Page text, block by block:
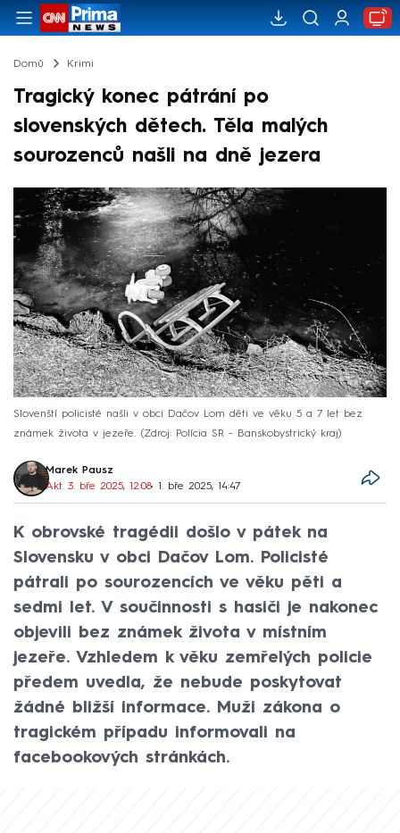
Domů Krimi
Tragický konec pátrání po
slovenských dětech. Těla malých
sourozenců našli na dně jezera
Slovenští policisté našli v obci Dačov Lom děti ve věku 5 a 7 let bez
známek života v jezeře.
Zdroj: Polícia SR - Banskobystrický kraj
Marek Pausz
Akt. 3. bře 2025, 12:08• 1. bře 2025, 14:47
K obrovské tragédii došlo v pátek na
Slovensku v obci Dačov Lom. Policisté
pátrali po sourozencích ve věku pěti a
sedmi let. V součinnosti s hasiči je nakonec
objevili bez známek života v místním
jezeře. Vzhledem k věku zemřelých policie
předem uvedla, že nebude poskytovat
žádné bližší informace. Muži zákona o
tragickém případu informovali na
facebookových stránkách.